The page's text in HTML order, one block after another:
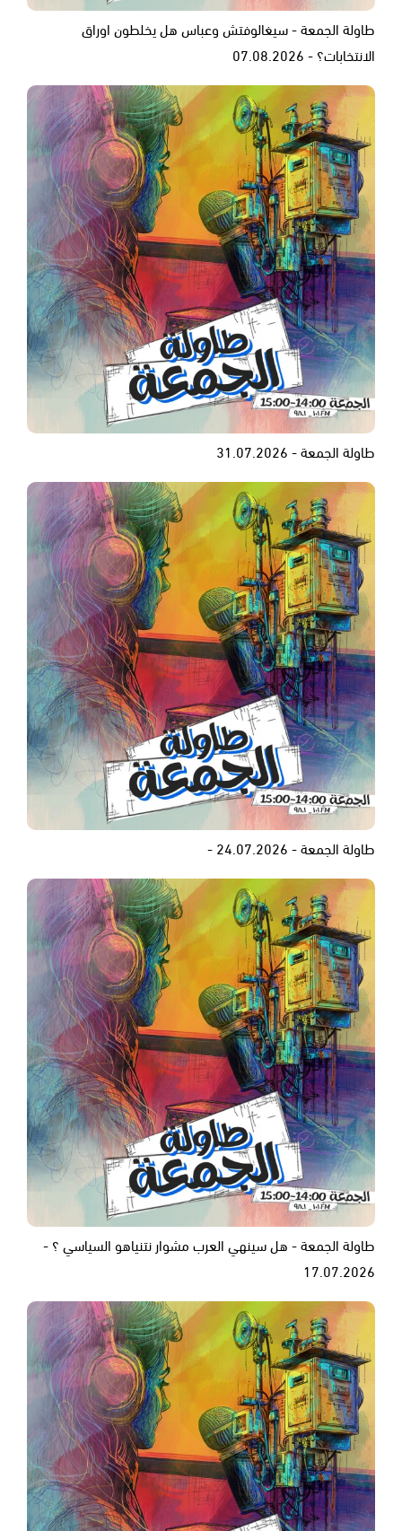
طاولة الجمعة - سيغالوفتش وعباس هل يخلطون اوراق
الانتخابات؟ - 07.08.2026
طاولة الجمعة - 31.07.2026
طاولة الجمعة - 24.07.2026 -
طاولة الجمعة - هل سينهي العرب مشوار نتنياهو السياسي ؟ -
17.07.2026